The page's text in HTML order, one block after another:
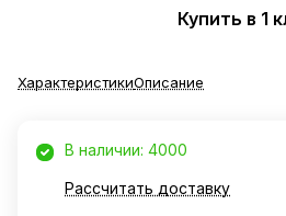
Купить в 1
ХарактеристикиОписание
В наличии: 4000
Рассчитать доставку